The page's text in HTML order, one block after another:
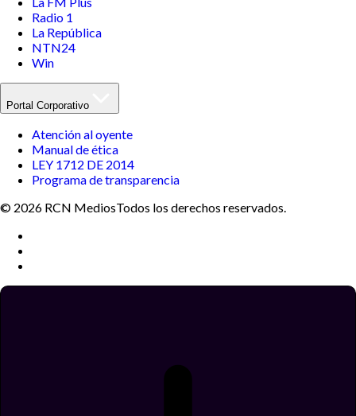
Radio 1
La República
NTN24
Win
Portal Corporativo
Atención al oyente
Manual de ética
LEY 1712 DE 2014
Programa de transparencia
© 2026 RCN MediosTodos los derechos reservados.